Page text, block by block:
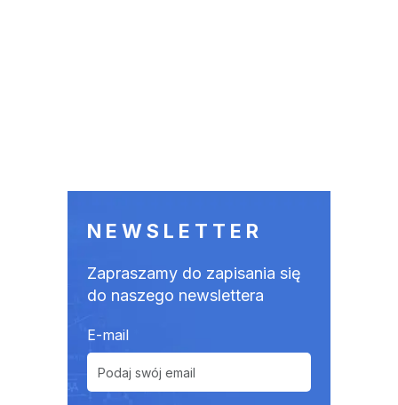
NEWSLETTER
Zapraszamy do zapisania się
do naszego newslettera
E-mail